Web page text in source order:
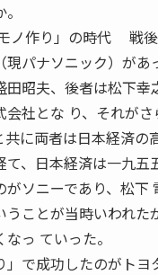
時代 戦後日本経
パナソニック）があ
昭夫、後者は松下幸
社とな り、それが
に両者は日本経済の
、日本経済は一九五
ソニーであり、松下
ことが当時いわれた
っ ていった。
で成功したのがトヨ